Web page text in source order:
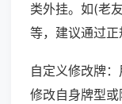
类外挂。如(老
等，建议通过正
自定义修改牌
修改自身牌型